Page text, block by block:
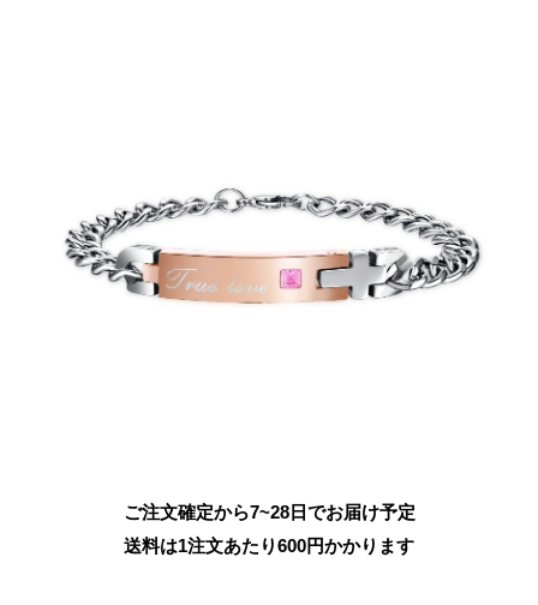
ご注文確定から7~28日でお届け予定
送料は1注文あたり600円かかります